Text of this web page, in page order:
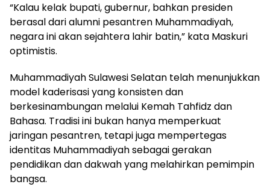
“Kalau kelak bupati, gubernur, bahkan presiden
berasal dari alumni pesantren Muhammadiyah,
negara ini akan sejahtera lahir batin,” kata Maskuri
optimistis.
Muhammadiyah Sulawesi Selatan telah menunjukkan
model kaderisasi yang konsisten dan
berkesinambungan melalui Kemah Tahfidz dan
Bahasa. Tradisi ini bukan hanya memperkuat
jaringan pesantren, tetapi juga mempertegas
identitas Muhammadiyah sebagai gerakan
pendidikan dan dakwah yang melahirkan pemimpin
bangsa.